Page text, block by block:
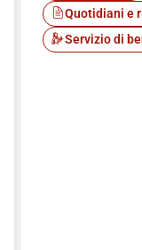
Quotidiani e
Servizio di